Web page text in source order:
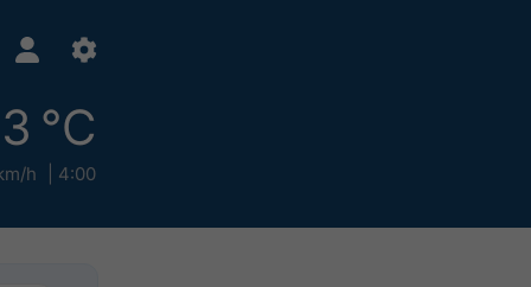
°C
h 4:00